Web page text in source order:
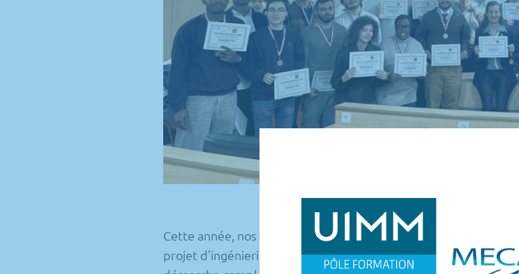
Cette année, nos apprentis ingénieurs en dernière année de
projet d’ingénierie ambitieux, visant à concevoir en groupe un